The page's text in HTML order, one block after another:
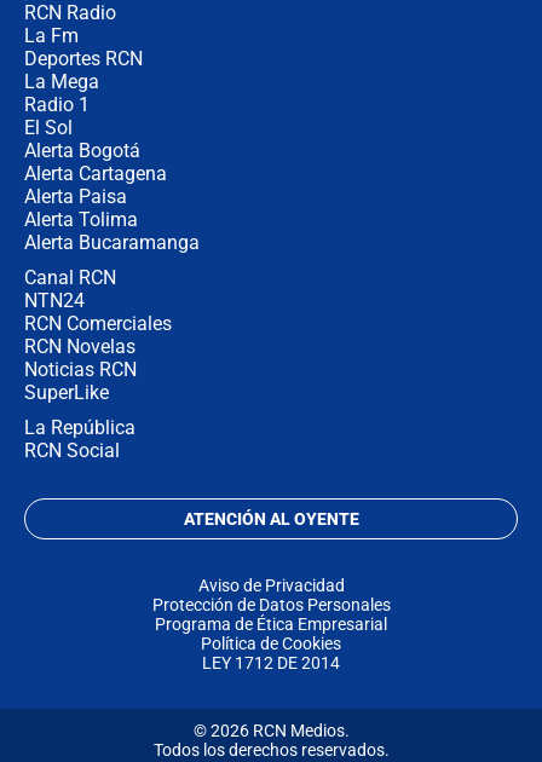
RCN Radio
La Fm
Deportes RCN
La Mega
Radio 1
El Sol
Alerta Bogotá
Alerta Cartagena
Alerta Paisa
Alerta Tolima
Alerta Bucaramanga
Canal RCN
NTN24
RCN Comerciales
RCN Novelas
Noticias RCN
SuperLike
La República
RCN Social
ATENCIÓN AL OYENTE
Aviso de Privacidad
Protección de Datos Personales
Programa de Ética Empresarial
Política de Cookies
LEY 1712 DE 2014
© 2026 RCN Medios.
Todos los derechos reservados.